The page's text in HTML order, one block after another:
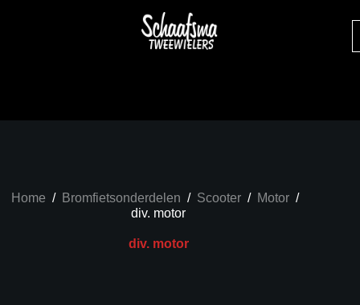
Home / Bromfietsonderdelen / Scooter / Motor /
div. motor
div. motor